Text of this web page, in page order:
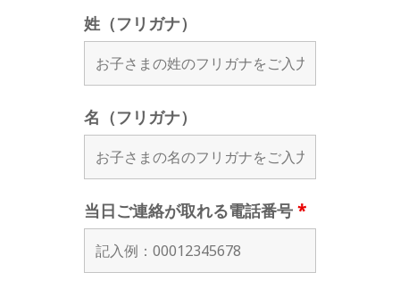
姓（フリガナ）
名（フリガナ）
当日ご連絡が取れる電話番号 *